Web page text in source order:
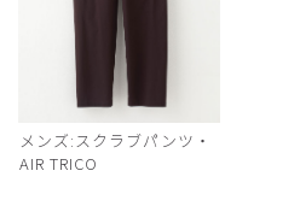
メンズ:スクラブパンツ・
AIR TRICO